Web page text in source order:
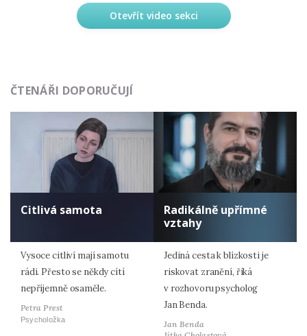
Otevřít video sekci
ČTENÁŘI DOPORUČUJÍ
Citlivá samota
Vysoce citliví mají samotu
rádi. Přesto se někdy cítí
nepříjemně osaměle.
Petra Prest
Psycholožka
Radikálně upřímné
vztahy
Jediná cesta k blízkosti je
riskovat zranění, říká
v rozhovoru psycholog
Jan Benda.
Jan Benda